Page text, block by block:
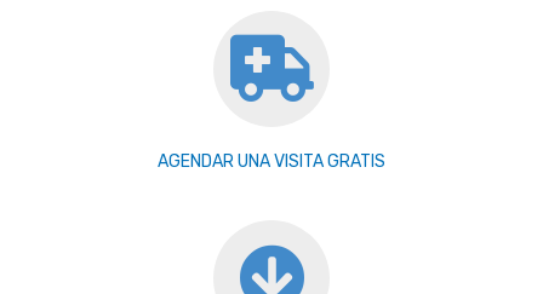
AGENDAR UNA VISITA GRATIS